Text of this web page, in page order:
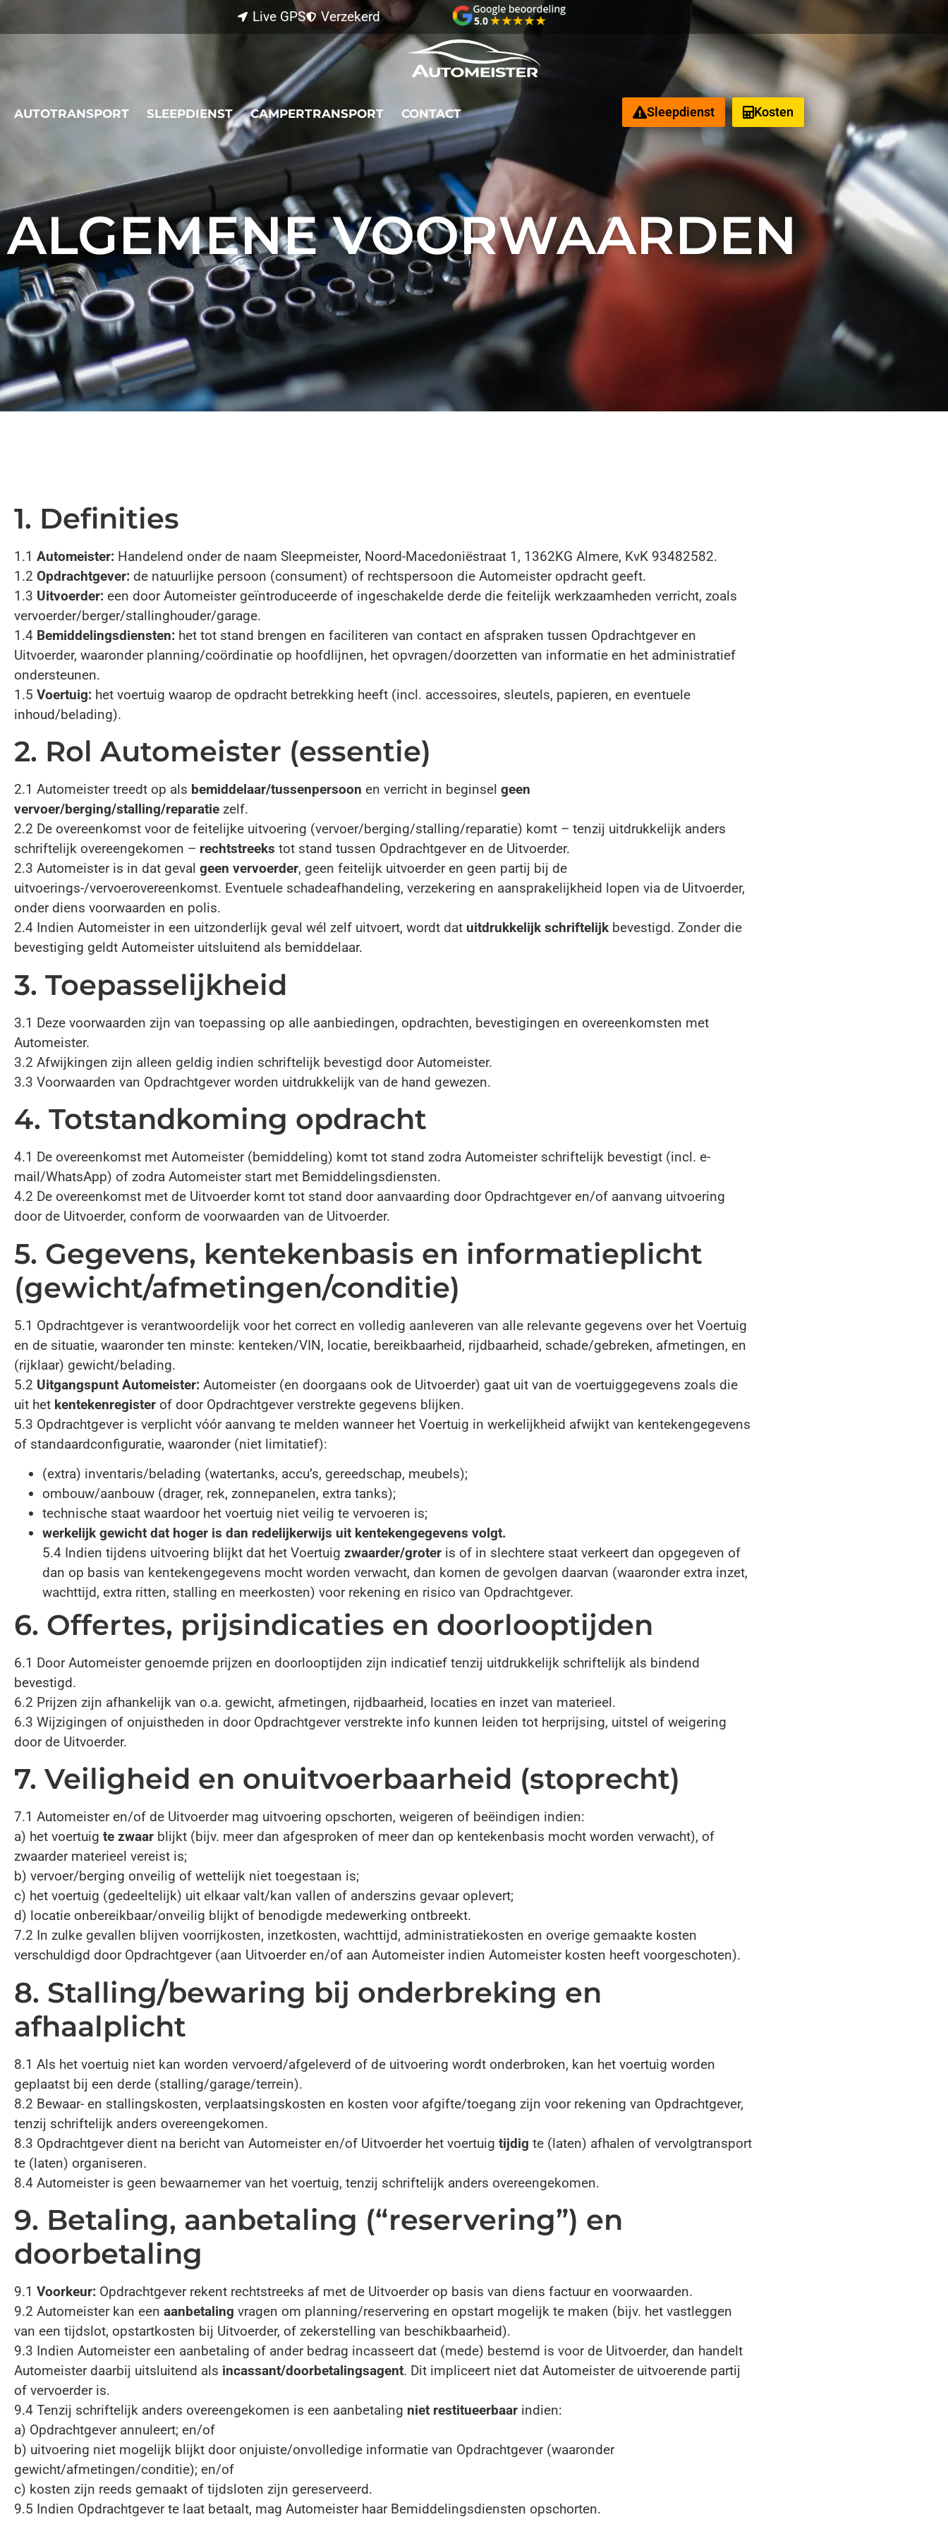
Live GPS Verzekerd
AUTOTRANSPORT SLEEPDIENST CAMPERTRANSPORT CONTACT Sleepdienst Kosten
Live GPS tracking Verzekerd transport Best Beoordeeld
ALGEMENE VOORWAARDEN
1. Definities
1.1 Automeister: Handelend onder de naam Sleepmeister, Noord-Macedoniëstraat 1, 1362KG Almere, KvK 93482582.
1.2 Opdrachtgever: de natuurlijke persoon (consument) of rechtspersoon die Automeister opdracht geeft.
1.3 Uitvoerder: een door Automeister geïntroduceerde of ingeschakelde derde die feitelijk werkzaamheden verricht, zoals
vervoerder/berger/stallinghouder/garage.
1.4 Bemiddelingsdiensten: het tot stand brengen en faciliteren van contact en afspraken tussen Opdrachtgever en
Uitvoerder, waaronder planning/coördinatie op hoofdlijnen, het opvragen/doorzetten van informatie en het administratief
ondersteunen.
1.5 Voertuig: het voertuig waarop de opdracht betrekking heeft (incl. accessoires, sleutels, papieren, en eventuele
inhoud/belading).
2. Rol Automeister (essentie)
2.1 Automeister treedt op als bemiddelaar/tussenpersoon en verricht in beginsel geen
vervoer/berging/stalling/reparatie zelf.
2.2 De overeenkomst voor de feitelijke uitvoering (vervoer/berging/stalling/reparatie) komt – tenzij uitdrukkelijk anders
schriftelijk overeengekomen – rechtstreeks tot stand tussen Opdrachtgever en de Uitvoerder.
2.3 Automeister is in dat geval geen vervoerder, geen feitelijk uitvoerder en geen partij bij de
uitvoerings-/vervoerovereenkomst. Eventuele schadeafhandeling, verzekering en aansprakelijkheid lopen via de Uitvoerder,
onder diens voorwaarden en polis.
2.4 Indien Automeister in een uitzonderlijk geval wél zelf uitvoert, wordt dat uitdrukkelijk schriftelijk bevestigd. Zonder die
bevestiging geldt Automeister uitsluitend als bemiddelaar.
3. Toepasselijkheid
3.1 Deze voorwaarden zijn van toepassing op alle aanbiedingen, opdrachten, bevestigingen en overeenkomsten met
Automeister.
3.2 Afwijkingen zijn alleen geldig indien schriftelijk bevestigd door Automeister.
3.3 Voorwaarden van Opdrachtgever worden uitdrukkelijk van de hand gewezen.
4. Totstandkoming opdracht
4.1 De overeenkomst met Automeister (bemiddeling) komt tot stand zodra Automeister schriftelijk bevestigt (incl. e-
mail/WhatsApp) of zodra Automeister start met Bemiddelingsdiensten.
4.2 De overeenkomst met de Uitvoerder komt tot stand door aanvaarding door Opdrachtgever en/of aanvang uitvoering
door de Uitvoerder, conform de voorwaarden van de Uitvoerder.
5. Gegevens, kentekenbasis en informatieplicht
(gewicht/afmetingen/conditie)
5.1 Opdrachtgever is verantwoordelijk voor het correct en volledig aanleveren van alle relevante gegevens over het Voertuig
en de situatie, waaronder ten minste: kenteken/VIN, locatie, bereikbaarheid, rijdbaarheid, schade/gebreken, afmetingen, en
(rijklaar) gewicht/belading.
5.2 Uitgangspunt Automeister: Automeister (en doorgaans ook de Uitvoerder) gaat uit van de voertuiggegevens zoals die
uit het kentekenregister of door Opdrachtgever verstrekte gegevens blijken.
5.3 Opdrachtgever is verplicht vóór aanvang te melden wanneer het Voertuig in werkelijkheid afwijkt van kentekengegevens
of standaardconfiguratie, waaronder (niet limitatief):
(extra) inventaris/belading (watertanks, accu’s, gereedschap, meubels);
ombouw/aanbouw (drager, rek, zonnepanelen, extra tanks);
technische staat waardoor het voertuig niet veilig te vervoeren is;
werkelijk gewicht dat hoger is dan redelijkerwijs uit kentekengegevens volgt.
5.4 Indien tijdens uitvoering blijkt dat het Voertuig zwaarder/groter is of in slechtere staat verkeert dan opgegeven of
dan op basis van kentekengegevens mocht worden verwacht, dan komen de gevolgen daarvan (waaronder extra inzet,
wachttijd, extra ritten, stalling en meerkosten) voor rekening en risico van Opdrachtgever.
6. Offertes, prijsindicaties en doorlooptijden
6.1 Door Automeister genoemde prijzen en doorlooptijden zijn indicatief tenzij uitdrukkelijk schriftelijk als bindend
bevestigd.
6.2 Prijzen zijn afhankelijk van o.a. gewicht, afmetingen, rijdbaarheid, locaties en inzet van materieel.
6.3 Wijzigingen of onjuistheden in door Opdrachtgever verstrekte info kunnen leiden tot herprijsing, uitstel of weigering
door de Uitvoerder.
7. Veiligheid en onuitvoerbaarheid (stoprecht)
7.1 Automeister en/of de Uitvoerder mag uitvoering opschorten, weigeren of beëindigen indien:
a) het voertuig te zwaar blijkt (bijv. meer dan afgesproken of meer dan op kentekenbasis mocht worden verwacht), of
zwaarder materieel vereist is;
b) vervoer/berging onveilig of wettelijk niet toegestaan is;
c) het voertuig (gedeeltelijk) uit elkaar valt/kan vallen of anderszins gevaar oplevert;
d) locatie onbereikbaar/onveilig blijkt of benodigde medewerking ontbreekt.
7.2 In zulke gevallen blijven voorrijkosten, inzetkosten, wachttijd, administratiekosten en overige gemaakte kosten
verschuldigd door Opdrachtgever (aan Uitvoerder en/of aan Automeister indien Automeister kosten heeft voorgeschoten).
8. Stalling/bewaring bij onderbreking en
afhaalplicht
8.1 Als het voertuig niet kan worden vervoerd/afgeleverd of de uitvoering wordt onderbroken, kan het voertuig worden
geplaatst bij een derde (stalling/garage/terrein).
8.2 Bewaar- en stallingskosten, verplaatsingskosten en kosten voor afgifte/toegang zijn voor rekening van Opdrachtgever,
tenzij schriftelijk anders overeengekomen.
8.3 Opdrachtgever dient na bericht van Automeister en/of Uitvoerder het voertuig tijdig te (laten) afhalen of vervolgtransport
te (laten) organiseren.
8.4 Automeister is geen bewaarnemer van het voertuig, tenzij schriftelijk anders overeengekomen.
9. Betaling, aanbetaling (“reservering”) en
doorbetaling
9.1 Voorkeur: Opdrachtgever rekent rechtstreeks af met de Uitvoerder op basis van diens factuur en voorwaarden.
9.2 Automeister kan een aanbetaling vragen om planning/reservering en opstart mogelijk te maken (bijv. het vastleggen
van een tijdslot, opstartkosten bij Uitvoerder, of zekerstelling van beschikbaarheid).
9.3 Indien Automeister een aanbetaling of ander bedrag incasseert dat (mede) bestemd is voor de Uitvoerder, dan handelt
Automeister daarbij uitsluitend als incassant/doorbetalingsagent. Dit impliceert niet dat Automeister de uitvoerende partij
of vervoerder is.
9.4 Tenzij schriftelijk anders overeengekomen is een aanbetaling niet restitueerbaar indien:
a) Opdrachtgever annuleert; en/of
b) uitvoering niet mogelijk blijkt door onjuiste/onvolledige informatie van Opdrachtgever (waaronder
gewicht/afmetingen/conditie); en/of
c) kosten zijn reeds gemaakt of tijdsloten zijn gereserveerd.
9.5 Indien Opdrachtgever te laat betaalt, mag Automeister haar Bemiddelingsdiensten opschorten.